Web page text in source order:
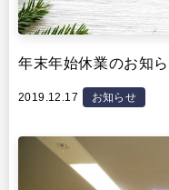
年末年始休業のお知
2019.12.17 お知らせ